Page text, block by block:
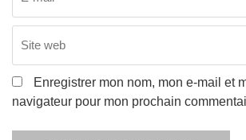
Enregistrer mon nom, mon e-mail et
navigateur pour mon prochain